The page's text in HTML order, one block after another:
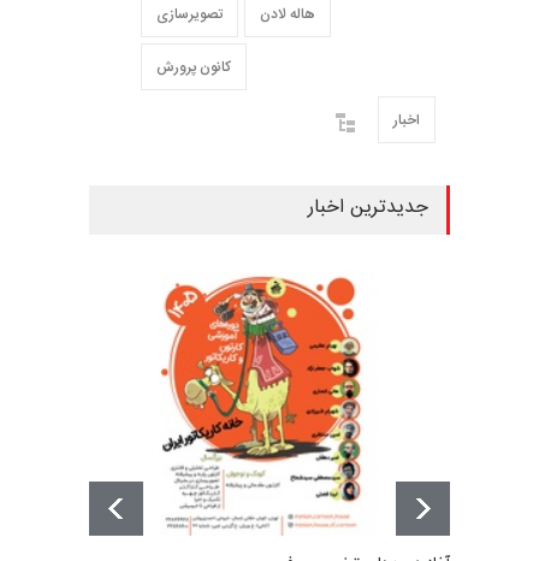
تصویرسازی هاله لادن
کانون پرورش
اخبار
جدیدترین اخبار